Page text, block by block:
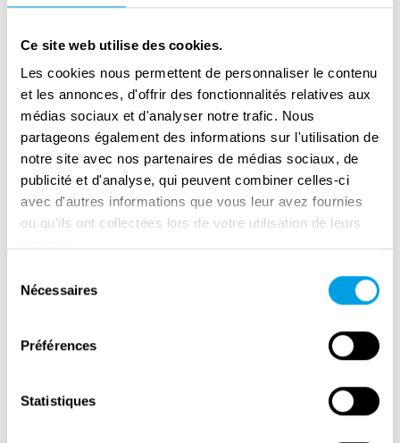
Ce site web utilise des cookies.
Les cookies nous permettent de personnaliser le contenu
et les annonces, d'offrir des fonctionnalités relatives aux
médias sociaux et d'analyser notre trafic. Nous
partageons également des informations sur l'utilisation de
notre site avec nos partenaires de médias sociaux, de
publicité et d'analyse, qui peuvent combiner celles-ci
avec d'autres informations que vous leur avez fournies
ou qu'ils ont collectées lors de votre utilisation de leurs
Nécessaires
Préférences
Statistiques
21-06-26:14.00 - 16.00 uur
19-07-26:14.00 - 16.00 uur
16-08-26:14.00 - 16.00 uur
20-09-26:14.00 - 16.00 uur
18-10-26:14.00 - 16.00 uur
15-11-26:14.00 - 16.00 uur
13-12-26:14.00 - 16.00 uur
Museum informatie
6214 SE Maastricht